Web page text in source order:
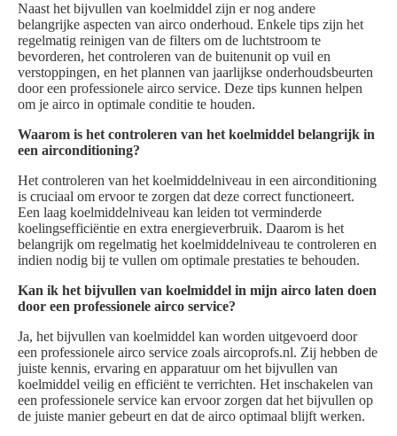
Naast het bijvullen van koelmiddel zijn er nog andere
belangrijke aspecten van airco onderhoud. Enkele tips zijn het
regelmatig reinigen van de filters om de luchtstroom te
bevorderen, het controleren van de buitenunit op vuil en
verstoppingen, en het plannen van jaarlijkse onderhoudsbeurten
door een professionele airco service. Deze tips kunnen helpen
om je airco in optimale conditie te houden.
Waarom is het controleren van het koelmiddel belangrijk in
een airconditioning?
Het controleren van het koelmiddelniveau in een airconditioning
is cruciaal om ervoor te zorgen dat deze correct functioneert.
Een laag koelmiddelniveau kan leiden tot verminderde
koelingsefficiëntie en extra energieverbruik. Daarom is het
belangrijk om regelmatig het koelmiddelniveau te controleren en
indien nodig bij te vullen om optimale prestaties te behouden.
Kan ik het bijvullen van koelmiddel in mijn airco laten doen
door een professionele airco service?
Ja, het bijvullen van koelmiddel kan worden uitgevoerd door
een professionele airco service zoals aircoprofs.nl. Zij hebben de
juiste kennis, ervaring en apparatuur om het bijvullen van
koelmiddel veilig en efficiënt te verrichten. Het inschakelen van
een professionele service kan ervoor zorgen dat het bijvullen op
de juiste manier gebeurt en dat de airco optimaal blijft werken.